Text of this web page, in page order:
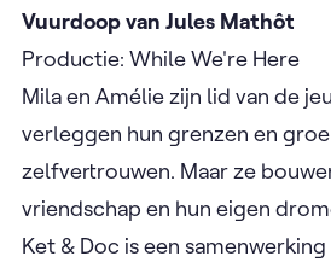
Vuurdoop van Jules Mathôt
​Productie: While We're Here ​
​Mila en Amélie zijn lid van de
verleggen hun grenzen en
zelfvertrouwen. Maar ze
vriendschap en hun eigen
Ket & Doc is een